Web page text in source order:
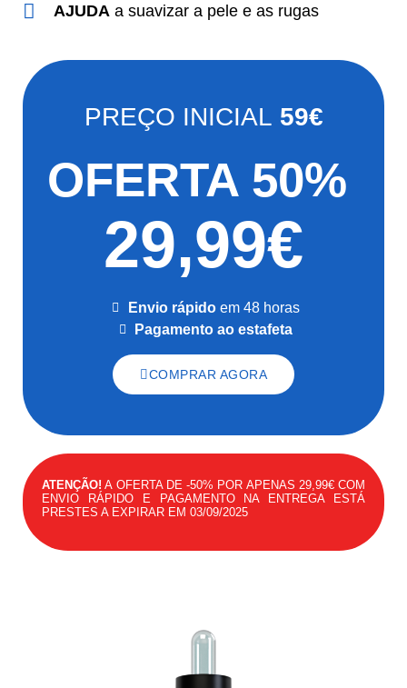
AJUDA a suavizar a pele e as rugas
PREÇO INICIAL 59€
OFERTA 50%
29,99€
Envio rápidoem 48 horas
Pagamento ao estafeta
COMPRAR AGORA
ATENÇÃO! A OFERTA DE -50% POR APENAS 29,99€ COM
ENVIO RÁPIDO E PAGAMENTO NA ENTREGA ESTÁ
PRESTES A EXPIRAR EM 03/09/2025